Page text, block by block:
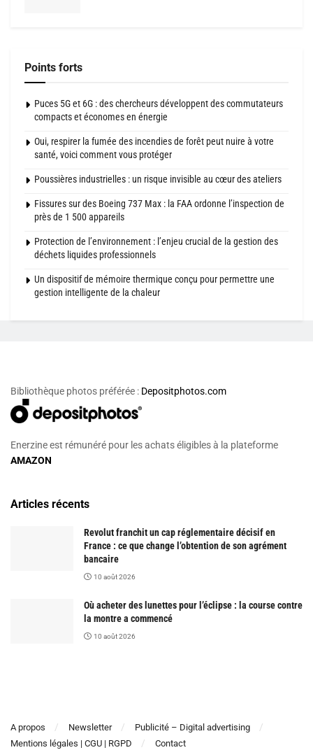
Points forts
Puces 5G et 6G : des chercheurs développent des commutateurs
compacts et économes en énergie
Oui, respirer la fumée des incendies de forêt peut nuire à votre
santé, voici comment vous protéger
Poussières industrielles : un risque invisible au cœur des ateliers
Fissures sur des Boeing 737 Max : la FAA ordonne l’inspection de
près de 1 500 appareils
Protection de l’environnement : l’enjeu crucial de la gestion des
déchets liquides professionnels
Un dispositif de mémoire thermique conçu pour permettre une
gestion intelligente de la chaleur
Bibliothèque photos préférée : Depositphotos.com
Enerzine est rémunéré pour les achats éligibles à la plateforme
AMAZON
Articles récents
Revolut franchit un cap réglementaire décisif en
France : ce que change l’obtention de son agrément
bancaire
10 août 2026
Où acheter des lunettes pour l’éclipse : la course contre
la montre a commencé
10 août 2026
A propos Newsletter
Publicité – Digital advertising
Mentions légales | CGU | RGPD
Contact